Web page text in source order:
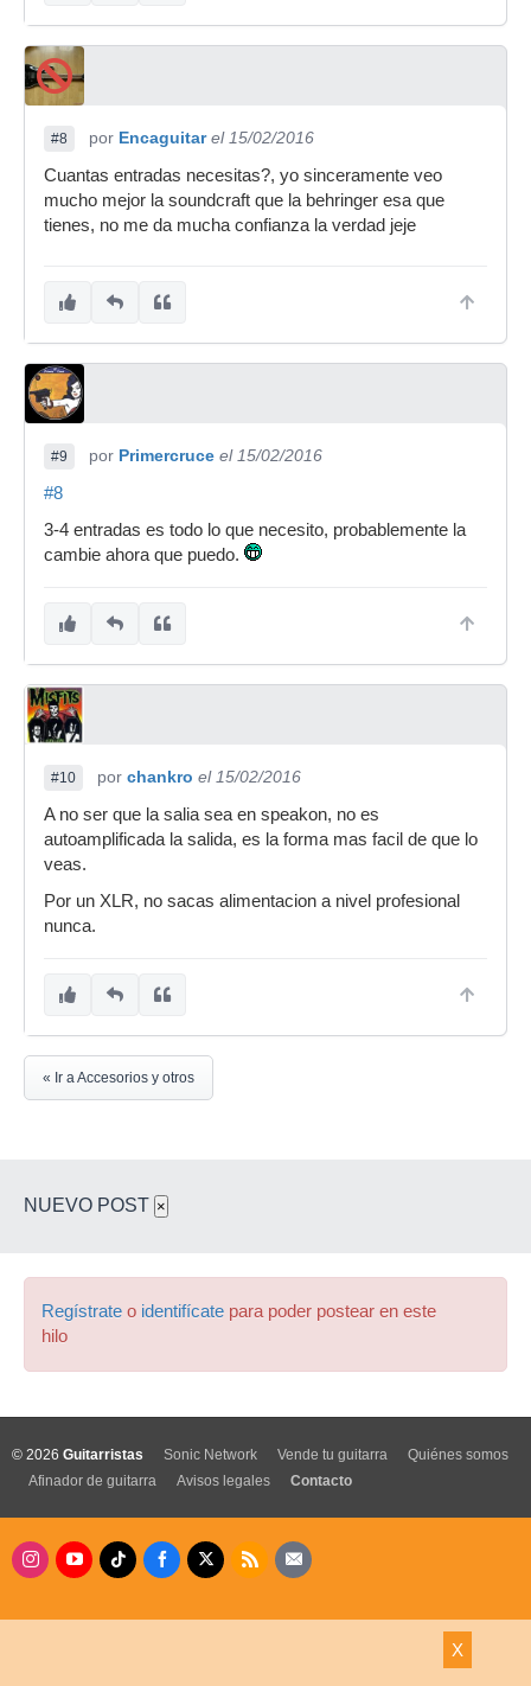
#8 por Encaguitar el 15/02/2016
Cuantas entradas necesitas?, yo sinceramente veo
mucho mejor la soundcraft que la behringer esa que
tienes, no me da mucha confianza la verdad jeje
#9 por Primercruce el 15/02/2016
#8
3-4 entradas es todo lo que necesito, probablemente la
cambie ahora que puedo.
#10 por chankro el 15/02/2016
A no ser que la salia sea en speakon, no es
autoamplificada la salida, es la forma mas facil de que lo
veas.
Por un XLR, no sacas alimentacion a nivel profesional
nunca.
« Ir a Accesorios y otros
NUEVO POST ×
Regístrate o identifícate para poder postear en este
hilo
X
© 2026 Guitarristas Sonic Network Vende tu guitarra
Quiénes somos
Afinador de guitarra
Avisos legales Contacto